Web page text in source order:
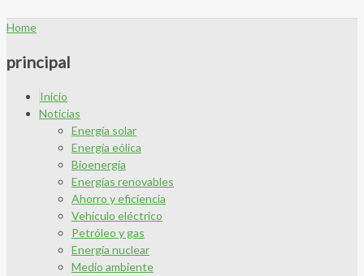
Home
principal
Inicio
Noticias
Energía solar
Energía eólica
Bioenergía
Energías renovables
Ahorro y eficiencia
Vehículo eléctrico
Petróleo y gas
Energía nuclear
Medio ambiente